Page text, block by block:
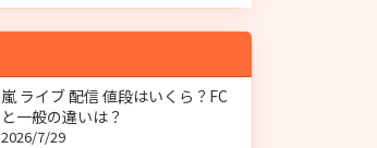
嵐 ライブ 配信 値段はいくら？FC
と一般の違いは？
2026/7/29